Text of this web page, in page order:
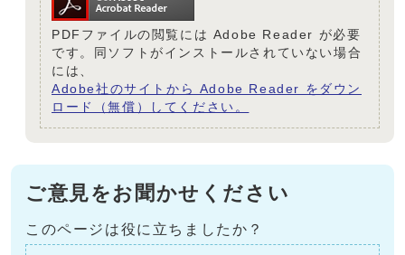
PDFファイルの閲覧には Adobe Reader が必要
です。同ソフトがインストールされていない場合
には、
Adobe社のサイトから Adobe Reader をダウン
ロード（無償）してください。
ご意見をお聞かせください
このページは役に立ちましたか？